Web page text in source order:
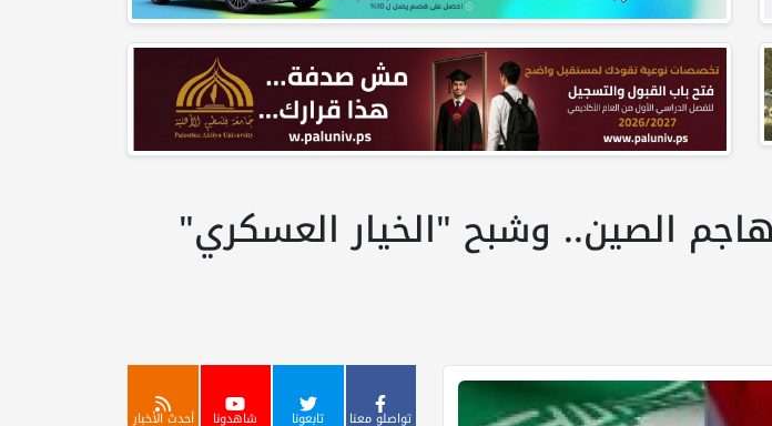
الصين.. وشبح "الخيار العسكري"
تواصلو معنا تابعونا شاهدونا أحدث الأخبار